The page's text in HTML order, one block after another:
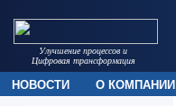
Улучшение процессов и
Цифровая трансформация
НОВОСТИ О КОМПАНИИ